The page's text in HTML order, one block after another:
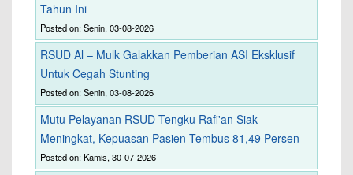
Tahun Ini
Posted on: Senin, 03-08-2026
RSUD Al – Mulk Galakkan Pemberian ASI Eksklusif
Untuk Cegah Stunting
Posted on: Senin, 03-08-2026
Mutu Pelayanan RSUD Tengku Rafi'an Siak
Meningkat, Kepuasan Pasien Tembus 81,49 Persen
Posted on: Kamis, 30-07-2026